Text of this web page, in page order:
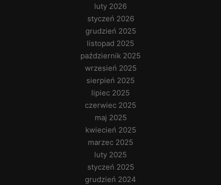
luty 2026
styczeń 2026
grudzień 2025
listopad 2025
październik 2025
wrzesień 2025
sierpień 2025
lipiec 2025
czerwiec 2025
maj 2025
kwiecień 2025
marzec 2025
luty 2025
styczeń 2025
grudzień 2024